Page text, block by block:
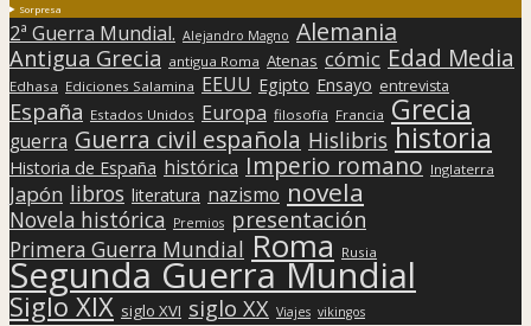
Sorpresa
2ª Guerra Mundial. Alejandro Magno Alemania
Antigua Grecia antigua Roma Atenas cómic Edad Media
Edhasa Ediciones Salamina EEUU Egipto Ensayo entrevista
España Estados Unidos Europa filosofía Francia Grecia
guerra Guerra civil española Hislibris historia
Historia de España histórica Imperio romano Inglaterra
Japón libros literatura nazismo novela
Novela histórica Premios presentación
Primera Guerra Mundial Roma Rusia
Segunda Guerra Mundial
Siglo XIX siglo XVI siglo XX Viajes vikingos